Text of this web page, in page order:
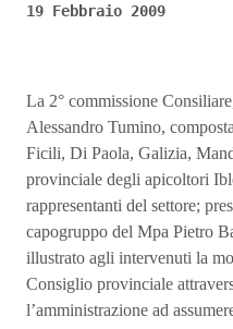
19 Febbraio 2009
La 2° commissione
Alessandro Tumino,
Ficili, Di Paola, Galizia,
provinciale degli apicoltori
rappresentanti del settore;
capogruppo del Mpa Pietro
illustrato agli intervenuti la
Consiglio provinciale
l’amministrazione ad